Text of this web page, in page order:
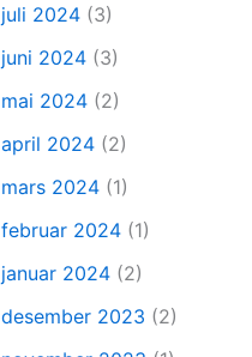
juli 2024 (3)
juni 2024 (3)
mai 2024 (2)
april 2024 (2)
mars 2024 (1)
februar 2024 (1)
januar 2024 (2)
desember 2023 (2)